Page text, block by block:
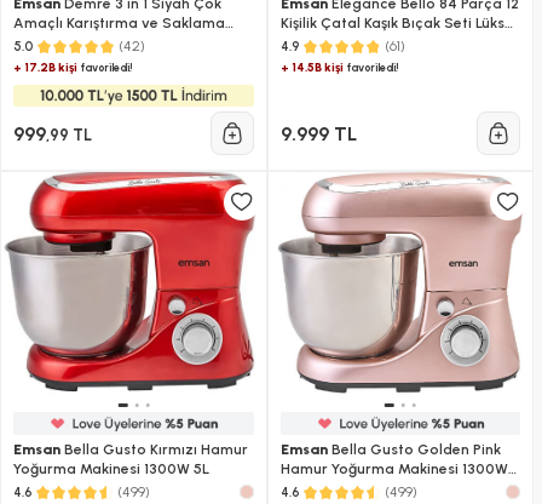
Emsan Demre 3 in 1 Siyah Çok
Amaçlı Karıştırma ve Saklama
Kabı
5.0 (42)
+ 17.2B kişi favoriledi!
999,99 TL
EmsanElegance Bello 84 Parça 12
Kişilik Çatal Kaşık Bıçak Seti Lüks
Kutulu
4.9 (61)
+ 14.5B kişifavoriledi!
9.999 TL
Emsan Bella Gusto Kırmızı Hamur
Yoğurma Makinesi 1300W 5L
4.6 (499)
EmsanBella Gusto Golden Pink
Hamur Yoğurma Makinesi 1300W
5L
4.6 (499)